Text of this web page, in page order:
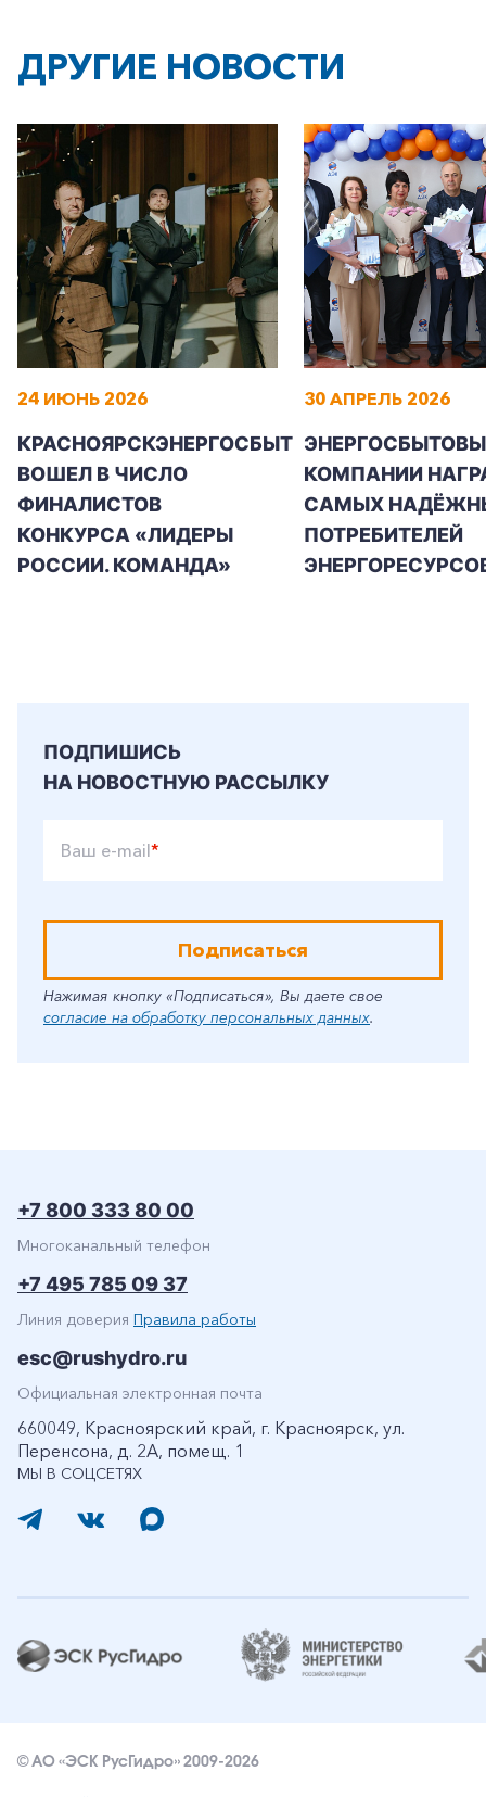
ДРУГИЕ НОВОСТИ
24 ИЮНЬ 2026
КРАСНОЯРСКЭНЕРГОСБЫТ
ВОШЕЛ В ЧИСЛО
ФИНАЛИСТОВ
КОНКУРСА «ЛИДЕРЫ
РОССИИ. КОМАНДА»
30 АПРЕЛЬ 2026
КОМПАНИИ
САМЫХ
ПОТРЕБИТЕЛЕЙ
ПОДПИШИСЬ
НА НОВОСТНУЮ РАССЫЛКУ
Ваш e-mail*
Подписаться
Нажимая кнопку «Подписаться», Вы даете свое
согласие на обработку персональных данных.
МЫ В СОЦСЕТЯХ
+7 800 333 80 00
Многоканальный телефон
+7 495 785 09 37
Линия доверия Правила работы
esc@rushydro.ru
Официальная электронная почта
660049, Красноярский край, г. Красноярск, ул.
Перенсона, д. 2А, помещ. 1
© АО «ЭСК РусГидро» 2009-2026